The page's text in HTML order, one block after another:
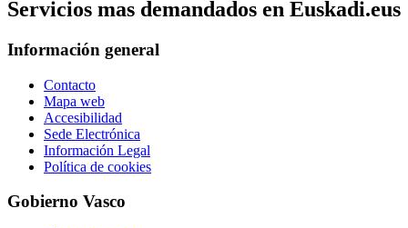
Servicios mas demandados en Euskadi.eus
Información general
Contacto
Mapa web
Accesibilidad
Sede Electrónica
Información Legal
Política de cookies
Gobierno Vasco